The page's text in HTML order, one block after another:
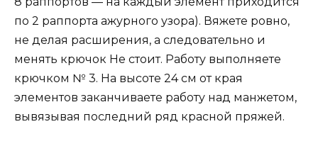
по 2 раппорта ажурного узора). Вяжете ровно,
не делая расширения, а следовательно и
менять крючок Не стоит. Работу выполняете
крючком № 3. На высоте 24 см от края
элементов заканчиваете работу над манжетом,
вывязывая последний ряд красной пряжей.